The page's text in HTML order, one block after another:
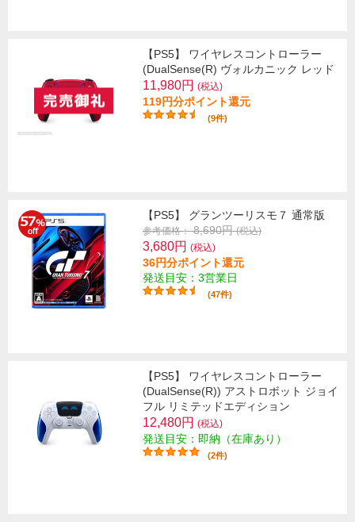
【PS5】 ワイヤレスコントローラー
(DualSense(R) ヴォルカニック レッド
11,980円 (税込)
119円分ポイント還元
(9件)
【PS5】 グランツーリスモ７ 通常版
参考価格： 8,690円(税込)
3,680円 (税込)
36円分ポイント還元
発送目安：3営業日
(47件)
【PS5】 ワイヤレスコントローラー
(DualSense(R)) アストロボット ジョイ
フル リミテッドエディション
12,480円 (税込)
発送目安：即納（在庫あり）
(2件)